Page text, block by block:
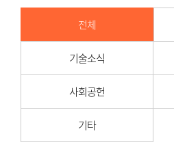
전체
기술소식
사회공헌
기타